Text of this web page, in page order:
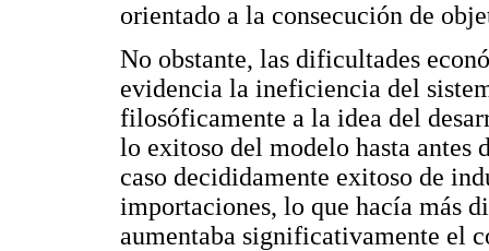
orientado a la consecución de
No obstante, las dificultades
evidencia la ineficiencia del
filosóficamente a la idea del
lo exitoso del modelo hasta antes
caso decididamente exitoso de
importaciones, lo que hacía más
aumentaba significativamente el